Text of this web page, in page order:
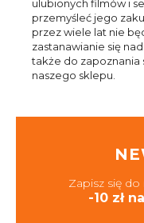
ulubionych filmów i
przemyśleć jego
przez wiele lat nie
zastanawianie się
także do zapoznania
naszego sklepu.
Zapisz się
-10 zł